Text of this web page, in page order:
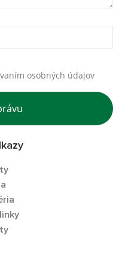
osobných údajov